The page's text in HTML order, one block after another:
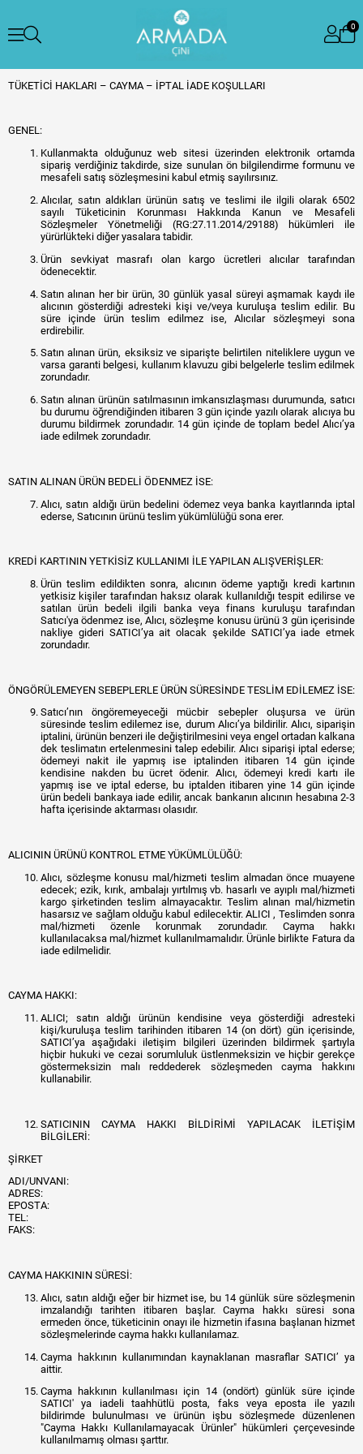
0
TÜKETİCİ HAKLARI – CAYMA – İPTAL İADE KOŞULLARI
GENEL:
Kullanmakta olduğunuz web sitesi üzerinden elektronik ortamda
sipariş verdiğiniz takdirde, size sunulan ön bilgilendirme formunu ve
mesafeli satış sözleşmesini kabul etmiş sayılırsınız.
Alıcılar, satın aldıkları ürünün satış ve teslimi ile ilgili olarak 6502
sayılı Tüketicinin Korunması Hakkında Kanun ve Mesafeli
Sözleşmeler Yönetmeliği (RG:27.11.2014/29188) hükümleri ile
yürürlükteki diğer yasalara tabidir.
Ürün sevkiyat masrafı olan kargo ücretleri alıcılar tarafından
ödenecektir.
Satın alınan her bir ürün, 30 günlük yasal süreyi aşmamak kaydı ile
alıcının gösterdiği adresteki kişi ve/veya kuruluşa teslim edilir. Bu
süre içinde ürün teslim edilmez ise, Alıcılar sözleşmeyi sona
erdirebilir.
Satın alınan ürün, eksiksiz ve siparişte belirtilen niteliklere uygun ve
varsa garanti belgesi, kullanım klavuzu gibi belgelerle teslim edilmek
zorundadır.
Satın alınan ürünün satılmasının imkansızlaşması durumunda, satıcı
bu durumu öğrendiğinden itibaren 3 gün içinde yazılı olarak alıcıya bu
durumu bildirmek zorundadır. 14 gün içinde de toplam bedel Alıcı’ya
iade edilmek zorundadır.
SATIN ALINAN ÜRÜN BEDELİ ÖDENMEZ İSE:
Alıcı, satın aldığı ürün bedelini ödemez veya banka kayıtlarında iptal
ederse, Satıcının ürünü teslim yükümlülüğü sona erer.
KREDİ KARTININ YETKİSİZ KULLANIMI İLE YAPILAN ALIŞVERİŞLER:
Ürün teslim edildikten sonra, alıcının ödeme yaptığı kredi kartının
yetkisiz kişiler tarafından haksız olarak kullanıldığı tespit edilirse ve
satılan ürün bedeli ilgili banka veya finans kuruluşu tarafından
Satıcı'ya ödenmez ise, Alıcı, sözleşme konusu ürünü 3 gün içerisinde
nakliye gideri SATICI’ya ait olacak şekilde SATICI’ya iade etmek
zorundadır.
ÖNGÖRÜLEMEYEN SEBEPLERLE ÜRÜN SÜRESİNDE TESLİM EDİLEMEZ İSE:
Satıcı’nın öngöremeyeceği mücbir sebepler oluşursa ve ürün
süresinde teslim edilemez ise, durum Alıcı’ya bildirilir. Alıcı, siparişin
iptalini, ürünün benzeri ile değiştirilmesini veya engel ortadan kalkana
dek teslimatın ertelenmesini talep edebilir. Alıcı siparişi iptal ederse;
ödemeyi nakit ile yapmış ise iptalinden itibaren 14 gün içinde
kendisine nakden bu ücret ödenir. Alıcı, ödemeyi kredi kartı ile
yapmış ise ve iptal ederse, bu iptalden itibaren yine 14 gün içinde
ürün bedeli bankaya iade edilir, ancak bankanın alıcının hesabına 2-3
hafta içerisinde aktarması olasıdır.
ALICININ ÜRÜNÜ KONTROL ETME YÜKÜMLÜLÜĞÜ:
Alıcı, sözleşme konusu mal/hizmeti teslim almadan önce muayene
edecek; ezik, kırık, ambalajı yırtılmış vb. hasarlı ve ayıplı mal/hizmeti
kargo şirketinden teslim almayacaktır. Teslim alınan mal/hizmetin
hasarsız ve sağlam olduğu kabul edilecektir. ALICI , Teslimden sonra
mal/hizmeti özenle korunmak zorundadır. Cayma hakkı
kullanılacaksa mal/hizmet kullanılmamalıdır. Ürünle birlikte Fatura da
iade edilmelidir.
CAYMA HAKKI:
ALICI; satın aldığı ürünün kendisine veya gösterdiği adresteki
kişi/kuruluşa teslim tarihinden itibaren 14 (on dört) gün içerisinde,
SATICI’ya aşağıdaki iletişim bilgileri üzerinden bildirmek şartıyla
hiçbir hukuki ve cezai sorumluluk üstlenmeksizin ve hiçbir gerekçe
göstermeksizin malı reddederek sözleşmeden cayma hakkını
kullanabilir.
SATICININ CAYMA HAKKI BİLDİRİMİ YAPILACAK İLETİŞİM
BİLGİLERİ:
ŞİRKET
ADI/UNVANI:
ADRES:
EPOSTA:
TEL:
FAKS:
CAYMA HAKKININ SÜRESİ:
Alıcı, satın aldığı eğer bir hizmet ise, bu 14 günlük süre sözleşmenin
imzalandığı tarihten itibaren başlar. Cayma hakkı süresi sona
ermeden önce, tüketicinin onayı ile hizmetin ifasına başlanan hizmet
sözleşmelerinde cayma hakkı kullanılamaz.
Cayma hakkının kullanımından kaynaklanan masraflar SATICI’ ya
aittir.
Cayma hakkının kullanılması için 14 (ondört) günlük süre içinde
SATICI' ya iadeli taahhütlü posta, faks veya eposta ile yazılı
bildirimde bulunulması ve ürünün işbu sözleşmede düzenlenen
"Cayma Hakkı Kullanılamayacak Ürünler" hükümleri çerçevesinde
kullanılmamış olması şarttır.